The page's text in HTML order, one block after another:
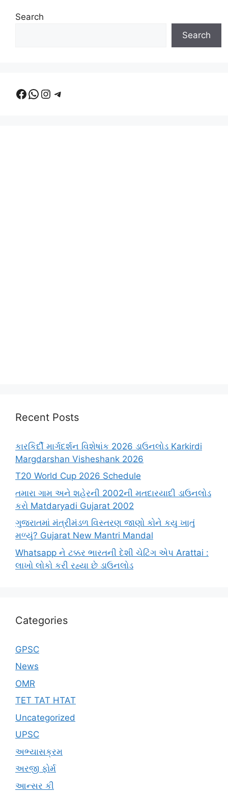
Search
Search
Facebook
WhatsApp
Instagram
Telegram
Recent Posts
કારકિર્દી માર્ગદર્શન વિશેષાંક 2026 ડાઉનલોડ Karkirdi
Margdarshan Visheshank 2026
T20 World Cup 2026 Schedule
તમારા ગામ અને શહેરની 2002ની મતદારયાદી ડાઉનલોડ
કરો Matdaryadi Gujarat 2002
ગુજરાતમાં મંત્રીમંડળ વિસ્તરણ જાણો કોને કયુ ખાતું
મળ્યું? Gujarat New Mantri Mandal
Whatsapp ને ટક્કર ભારતની દેશી ચેટિંગ એપ Arattai :
લાખો લોકો કરી રહ્યા છે ડાઉનલોડ
Categories
GPSC
News
OMR
TET TAT HTAT
Uncategorized
UPSC
અભ્યાસક્રમ
અરજી ફોર્મ
આન્સર કી